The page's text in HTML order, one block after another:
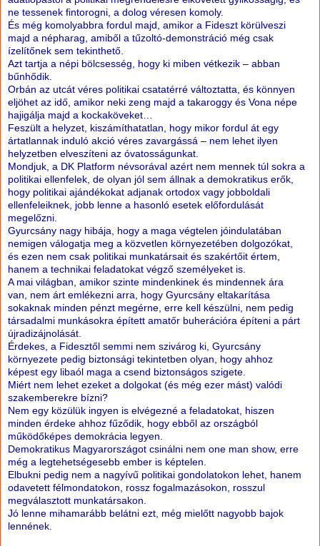
ne tessenek fintorogni, a dolog véresen komoly.
És még komolyabbra fordul majd, amikor a Fideszt körülveszi
majd a népharag, amiből a tűzoltó-demonstráció még csak
ízelítőnek sem tekinthető.
Azt tartja a népi bölcsesség, hogy ki miben vétkezik – abban
bűnhődik.
Orbán az utcát véres politikai csatatérré változtatta, és könnyen
eljöhet az idő, amikor neki zeng majd a takaroggy és Vona népe
hajigálja majd a kockaköveket…
Feszült a helyzet, kiszámíthatatlan, hogy mikor fordul át egy
ártatlannak induló akció véres zavargássá – nem lehet ilyen
helyzetben elveszíteni az óvatosságunkat.
Mondjuk, a DK Platform névsorával azért nem mennek túl sokra a
politikai ellenfelek, de olyan jól sem állnak a demokratikus erők,
hogy politikai ajándékokat adjanak ortodox vagy jobboldali
ellenfeleiknek, jobb lenne a hasonló esetek előfordulását
megelőzni.
Gyurcsány nagy hibája, hogy a maga végtelen jóindulatában
nemigen válogatja meg a közvetlen környezetében dolgozókat,
és ezen nem csak politikai munkatársait és szakértőit értem,
hanem a technikai feladatokat végző személyeket is.
A mai világban, amikor szinte mindenkinek és mindennek ára
van, nem árt emlékezni arra, hogy Gyurcsány eltakarítása
sokaknak minden pénzt megérne, erre kell készülni, nem pedig
társadalmi munkásokra épített amatőr buherációra építeni a párt
újradizájnolását.
Érdekes, a Fidesztől semmi nem szivárog ki, Gyurcsány
környezete pedig biztonsági tekintetben olyan, hogy ahhoz
képest egy libaól maga a csend biztonságos szigete.
Miért nem lehet ezeket a dolgokat (és még ezer mást) valódi
szakemberekre bízni?
Nem egy közülük ingyen is elvégezné a feladatokat, hiszen
minden érdeke ahhoz fűződik, hogy ebből az országból
működőképes demokrácia legyen.
Demokratikus Magyarországot csinálni nem one man show, erre
még a legtehetségesebb ember is képtelen.
Elbukni pedig nem a nagyívű politikai gondolatokon lehet, hanem
odavetett félmondatokon, rossz fogalmazásokon, rosszul
megválasztott munkatársakon.
Jó lenne mihamarább belátni ezt, még mielőtt nagyobb bajok
lennének.